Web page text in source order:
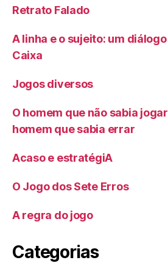
Retrato Falado
A linha e o sujeito: um
Caixa
Jogos diversos
O homem que não sabia
homem que sabia errar
Acaso e estratégiA
O Jogo dos Sete Erros
A regra do jogo
Categorias